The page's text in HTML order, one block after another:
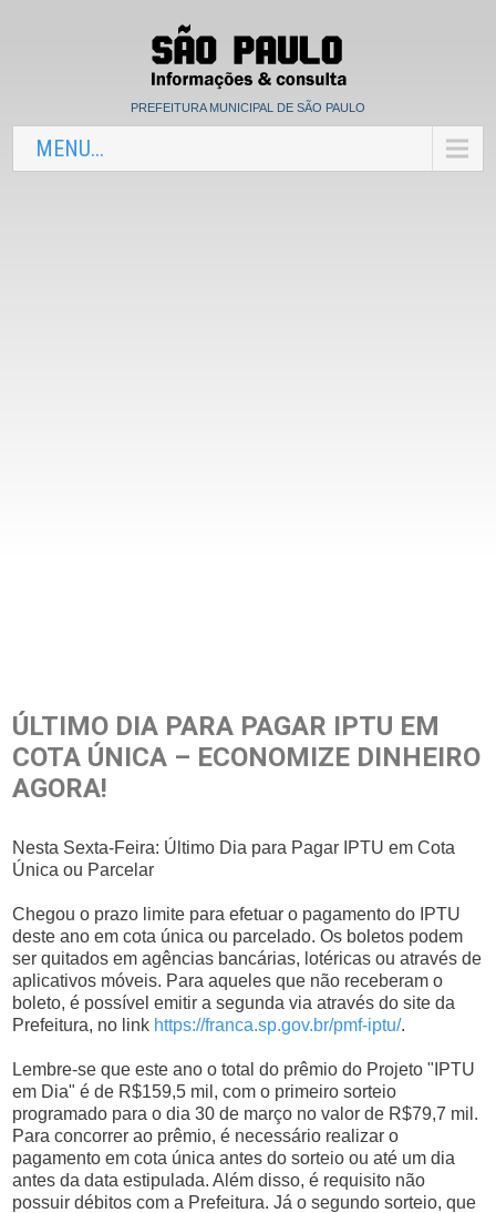
PREFEITURA MUNICIPAL DE SÃO PAULO
MENU...
ÚLTIMO DIA PARA PAGAR IPTU EM
COTA ÚNICA – ECONOMIZE DINHEIRO
AGORA!
Nesta Sexta-Feira: Último Dia para Pagar IPTU em Cota
Única ou Parcelar
Chegou o prazo limite para efetuar o pagamento do IPTU
deste ano em cota única ou parcelado. Os boletos podem
ser quitados em agências bancárias, lotéricas ou através de
aplicativos móveis. Para aqueles que não receberam o
boleto, é possível emitir a segunda via através do site da
Prefeitura, no link https://franca.sp.gov.br/pmf-iptu/.
Lembre-se que este ano o total do prêmio do Projeto "IPTU
em Dia" é de R$159,5 mil, com o primeiro sorteio
programado para o dia 30 de março no valor de R$79,7 mil.
Para concorrer ao prêmio, é necessário realizar o
pagamento em cota única antes do sorteio ou até um dia
antes da data estipulada. Além disso, é requisito não
possuir débitos com a Prefeitura. Já o segundo sorteio, que